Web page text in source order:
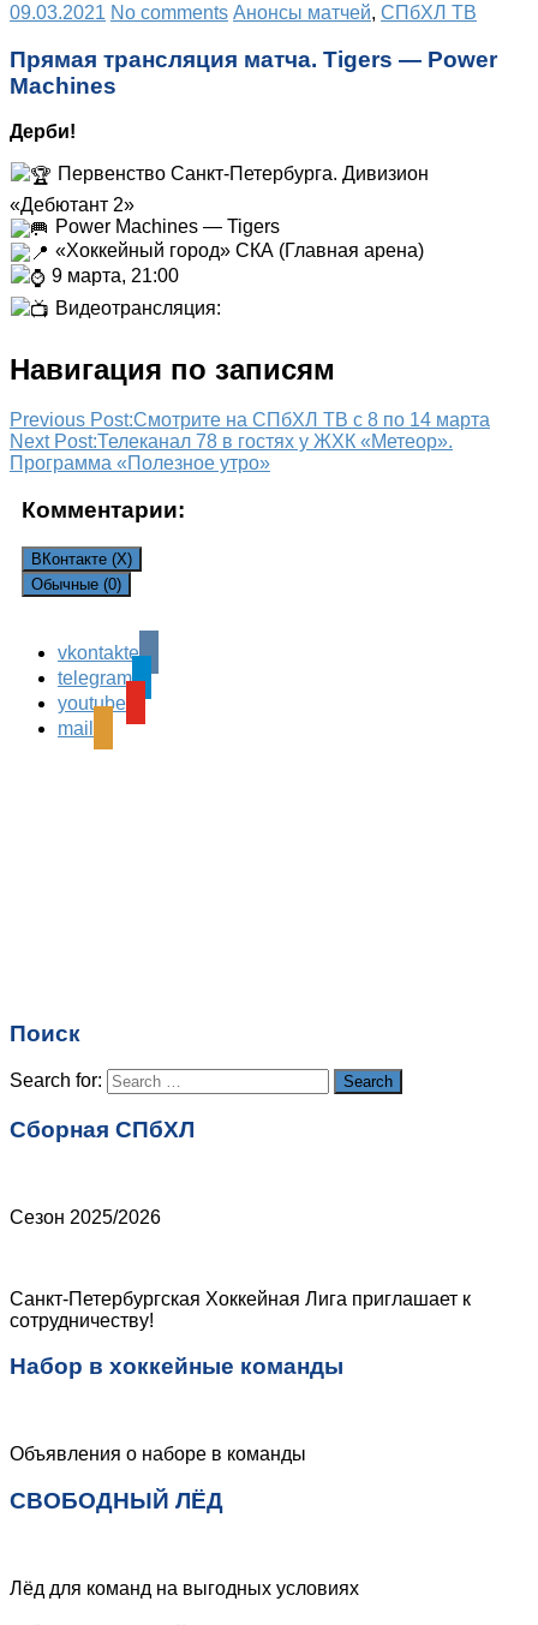
09.03.2021 No comments Анонсы матчей, СПбХЛ ТВ
Прямая трансляция матча. Tigers — Power
Machines
Дерби!
Первенство Санкт-Петербурга. Дивизион
«Дебютант 2»
Power Machines — Tigers
«Хоккейный город» СКА (Главная арена)
9 марта, 21:00
Видеотрансляция:
Навигация по записям
Previous Post:Смотрите на СПбХЛ ТВ с 8 по 14 марта
Next Post:Телеканал 78 в гостях у ЖХК «Метеор».
Программа «Полезное утро»
Комментарии:
ВКонтакте (X)
Обычные (0)
Leave a Reply
Ваш адрес email не будет опубликован.
поля помечены
vkontakte
telegram
youtube
mail
Поиск
Search for: Search
Сборная СПбХЛ
Сезон 2025/2026
Санкт-Петербургская Хоккейная Лига приглашает к
сотрудничеству!
Набор в хоккейные команды
Объявления о наборе в команды
СВОБОДНЫЙ ЛЁД
Лёд для команд на выгодных условиях